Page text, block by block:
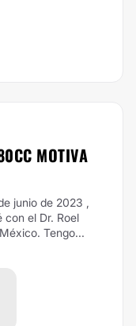
MOTIVA
junio de 2023 ,
con el Dr. Roel
Tengo...